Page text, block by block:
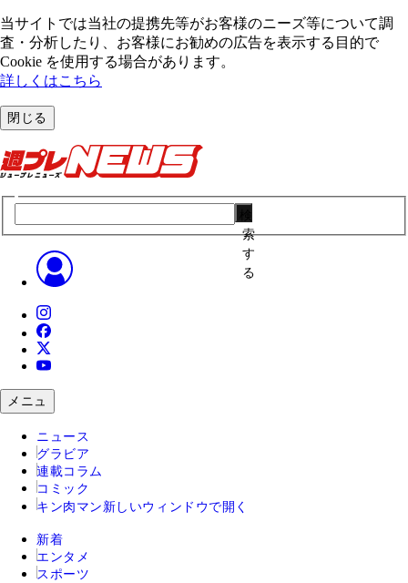
当サイトでは当社の提携先等がお客様のニーズ等について調
査・分析したり、お客様にお勧めの広告を表⽰する⽬的で
Cookie を使⽤する場合があります。
詳しくはこちら
閉じる
索
す
る
メニュ
ニュース
グラビア
連載コラム
コミック
キン肉マン 新しいウィンドウで開く
新着
エンタメ
スポーツ